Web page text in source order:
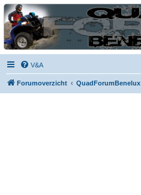
| QFB |
Hét quadforum van de Benelux
V&A
Forumoverzicht QuadForumBenelux